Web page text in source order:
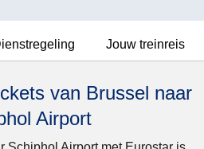
Jouw treinreis
van Brussel naar
Airport